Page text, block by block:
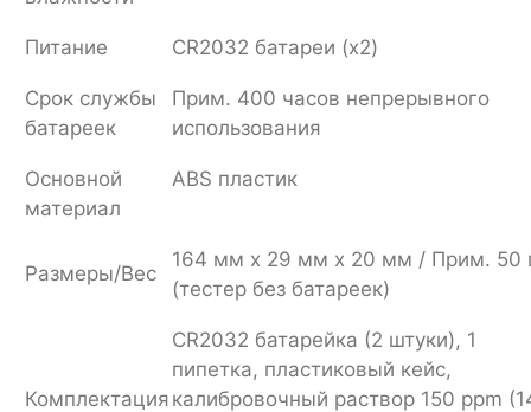
Питание CR2032 батареи (x2)
Срок службы
батареек
Прим. 400 часов непрерывного
использования
Основной
материал
ABS пластик
Размеры/Вес
164 мм x 29 мм x 20 мм / Прим. 50
(тестер без батареек)
Комплектация
CR2032 батарейка (2 штуки), 1
пипетка, пластиковый кейс,
калибровочный раствор 150 ppm